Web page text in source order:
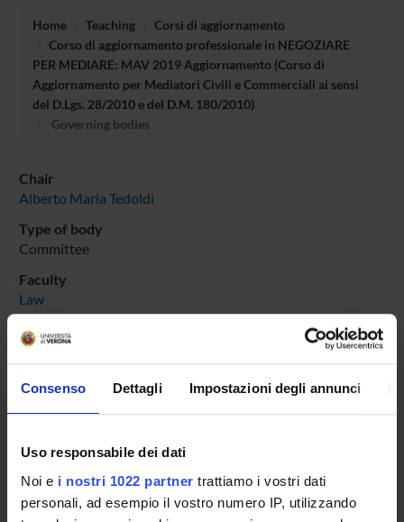
Consenso Dettagli Impostazioni degli annunci
Uso responsabile dei dati
Noi e i nostri 1022 partner trattiamo i vostri dati
personali, ad esempio il vostro numero IP, utilizzando
Home Teaching
Corsi di aggiornamento
Corso di aggiornamento professionale in NEGOZIARE
PER MEDIARE: MAV 2019 Aggiornamento (Corso di
Aggiornamento per Mediatori Civili e Commerciali ai sensi
del D.Lgs. 28/2010 e del D.M. 180/2010)
Governing bodies
Chair
Alberto Maria Tedoldi
Type of body
Committee
Faculty
Law
Department
Law
Main Department
MEMBERS